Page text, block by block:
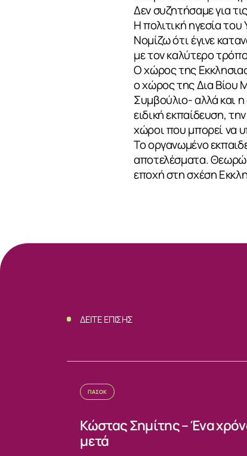
ΝΕΑ
Δεν συζητήσαμε για
Η πολιτική ηγεσία
Νομίζω ότι έγινε
με τον καλύτερο
Ο χώρος της
ο χώρος της Δια Βίου
Συμβούλιο- αλλά και
ειδική εκπαίδευση,
χώροι που μπορεί να
Το οργανωμένο
αποτελέσματα. Θεωρώ
εποχή στη σχέση
ΔΕΙΤΕ ΕΠΙΣΗΣ
ΠΑΣΟΚ
Κώστας Σημίτης – Ένα
μετά